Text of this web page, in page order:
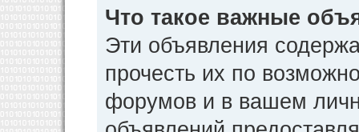
Что такое важные
Эти объявления
прочесть их по
форумов и в вашем